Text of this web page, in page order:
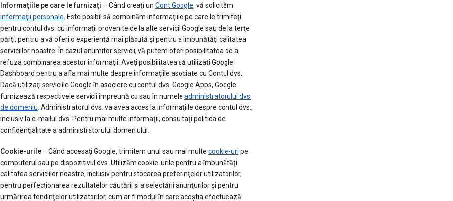
Informaţiile pe care le furnizaţi – Când creaţi un Cont Google, vă solicităm
informaţii personale . Este posibil să combinăm informaţiile pe care le trimiteţi
pentru contul dvs. cu informaţii provenite de la alte servicii Google sau de la terţe
părţi, pentru a vă oferi o experienţă mai plăcută şi pentru a îmbunătăţi calitatea
serviciilor noastre. În cazul anumitor servicii, vă putem oferi posibilitatea de a
refuza combinarea acestor informaţii. Aveţi posibilitatea să utilizaţi Google
Dashboard pentru a afla mai multe despre informaţiile asociate cu Contul dvs.
Dacă utilizaţi serviciile Google în asociere cu contul dvs. Google Apps, Google
furnizează respectivele servicii împreună cu sau în numele administratorului dvs.
de domeniu . Administratorul dvs. va avea acces la informaţiile despre contul dvs.,
inclusiv la e-mailul dvs. Pentru mai multe informaţii, consultaţi politica de
confidenţialitate a administratorului domeniului.
Cookie-urile– Când accesaţi Google, trimitem unul sau mai multe cookie-uri pe
computerul sau pe dispozitivul dvs. Utilizăm cookie-urile pentru a îmbunătăţi
calitatea serviciilor noastre, inclusiv pentru stocarea preferinţelor utilizatorilor,
pentru perfecţionarea rezultatelor căutării şi a selectării anunţurilor şi pentru
urmărirea tendinţelor utilizatorilor, cum ar fi modul în care aceştia efectuează